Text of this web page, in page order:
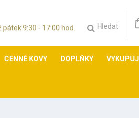
pátek 9:30 - 17:00 hod. Hledat
CENNÉ KOVY DOPLŇKY